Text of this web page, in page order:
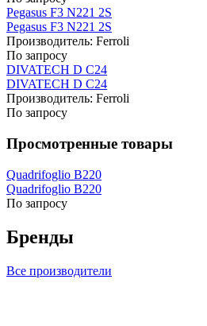
Pegasus F3 N221 2S
Pegasus F3 N221 2S
Производитель: Ferroli
По запросу
DIVATECH D C24
DIVATECH D C24
Производитель: Ferroli
По запросу
Просмотренные товары
Quadrifoglio B220
Quadrifoglio B220
По запросу
Бренды
Все производители